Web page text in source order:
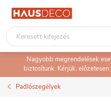
Ugrás
tartalomhoz
Nagyobb megrendelések
biztosítunk. Kérjük,
Padlószegélyek